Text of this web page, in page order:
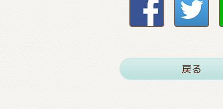
戻る